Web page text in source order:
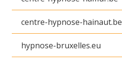
centre-hypnose-hainaut.be
hypnose-bruxelles.eu